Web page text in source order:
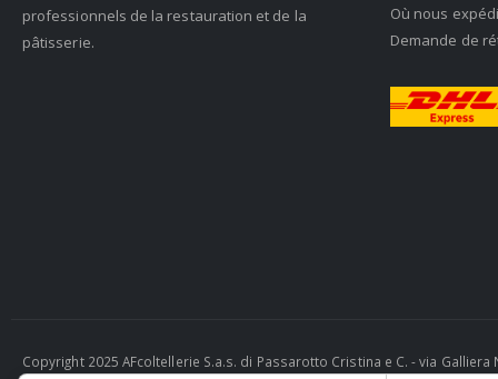
professionnels de la restauration et de la
pâtisserie.
Où nous
Demande de
Copyright 2025 AFcoltellerie S.a.s. di Passarotto Cristina e C. - via